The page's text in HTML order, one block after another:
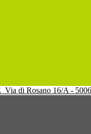
Via di Rosano 16/A -